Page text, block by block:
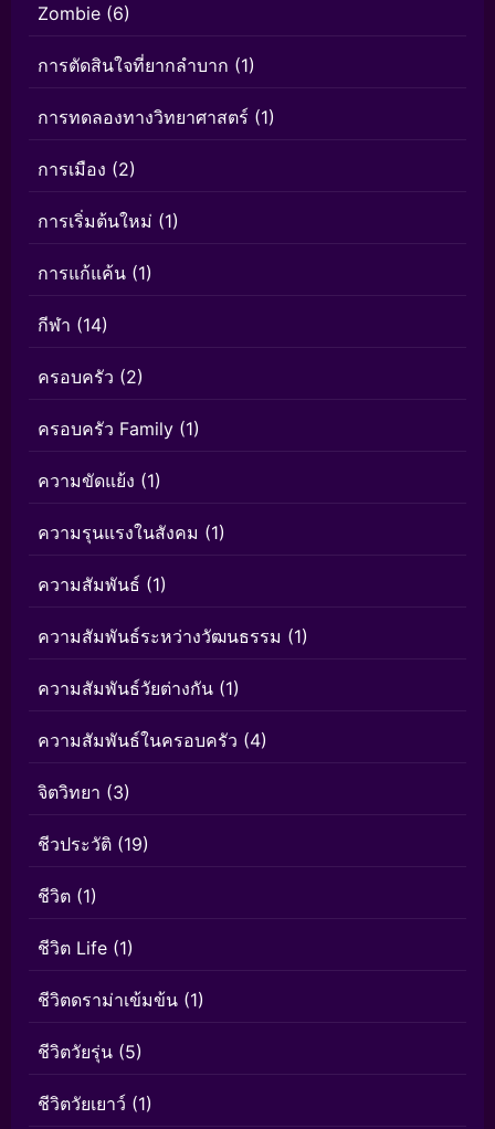
Zombie (6)
การตัดสินใจที่ยากลำบาก (1)
การทดลองทางวิทยาศาสตร์ (1)
การเมือง (2)
การเริ่มต้นใหม่ (1)
การแก้แค้น (1)
กีฬา (14)
ครอบครัว (2)
ครอบครัว Family (1)
ความขัดแย้ง (1)
ความรุนแรงในสังคม (1)
ความสัมพันธ์ (1)
ความสัมพันธ์ระหว่างวัฒนธรรม (1)
ความสัมพันธ์วัยต่างกัน (1)
ความสัมพันธ์ในครอบครัว (4)
จิตวิทยา (3)
ชีวประวัติ (19)
ชีวิต (1)
ชีวิต Life (1)
ชีวิตดราม่าเข้มข้น (1)
ชีวิตวัยรุ่น (5)
ชีวิตวัยเยาว์ (1)